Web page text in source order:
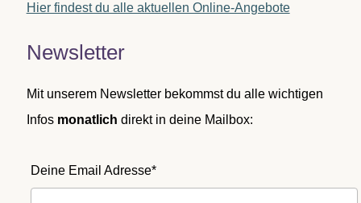
Hier findest du alle aktuellen Online-Angebote
Newsletter
Mit unserem Newsletter bekommst du alle wichtigen
Infos monatlich direkt in deine Mailbox:
Deine Email Adresse*